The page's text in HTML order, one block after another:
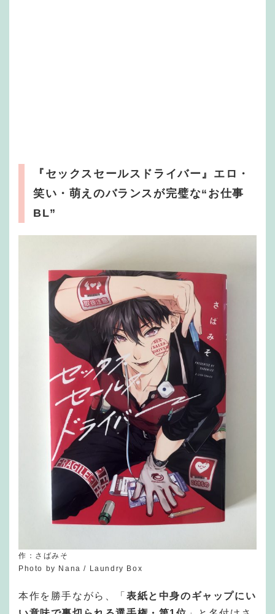
『セックスセールスドライバー』エロ・
笑い・萌えのバランスが完璧な“お仕事
BL”
作：さばみそ
Photo by Nana / Laundry Box
本作を勝手ながら、「 表紙と中身のギャップにい